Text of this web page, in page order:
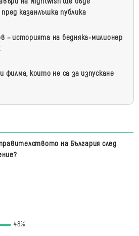
казанлъшка публика
– историята на бедняка-милионер
филма, които не са за изпускане
на България след
48%